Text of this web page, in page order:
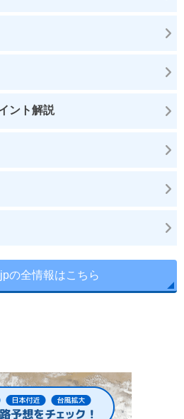
ント解説
の全情報はこちら